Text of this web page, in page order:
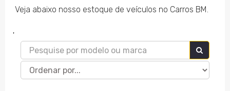
Veja abaixo nosso estoque de veículos no Carros BM.
'